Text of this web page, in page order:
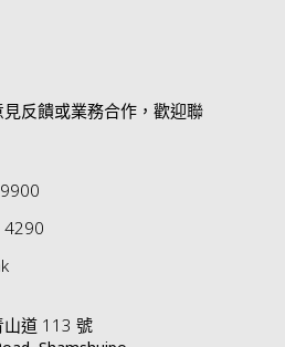
反饋或業務合作，歡迎聯
4290
山道 113 號